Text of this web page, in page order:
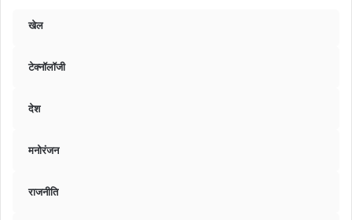
खेल
टेक्नॉलॉजी
देश
मनोरंजन
राजनीति